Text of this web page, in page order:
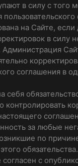
в силу с того
на Сайте, если
в силу
Администрация
соглашения в
себя
контролировать
за любые
по
обязательства.
согласен с